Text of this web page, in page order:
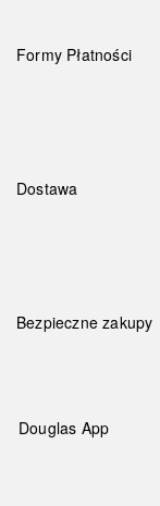
Formy Płatności
Dostawa
Bezpieczne zakupy
Douglas App